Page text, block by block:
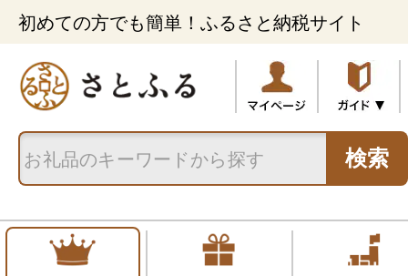
初めての方でも簡単！ふるさと納税サイト
検索